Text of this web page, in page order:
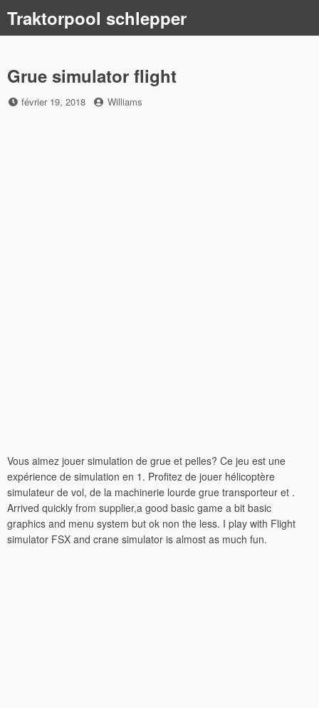
content
Traktorpool schlepper
Grue simulator flight
Posted
février 19, 2018 by
Williams
Vous aimez jouer simulation de grue et pelles? Ce jeu est une
expérience de simulation en 1. Profitez de jouer hélicoptère
simulateur de vol, de la machinerie lourde grue transporteur et .
Arrived quickly from supplier,a good basic game a bit basic
graphics and menu system but ok non the less. I play with Flight
simulator FSX and crane simulator is almost as much fun.